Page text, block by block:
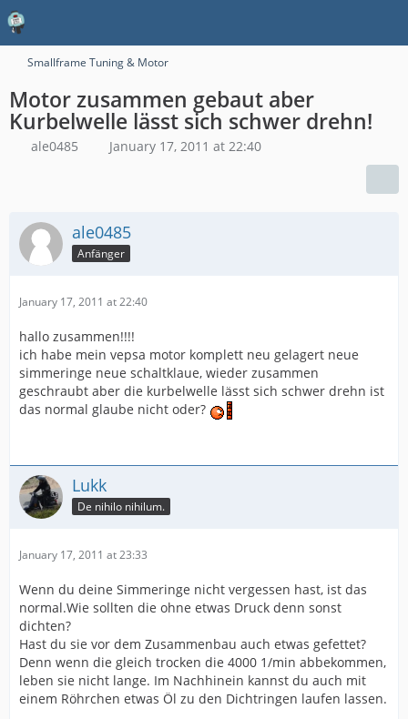
Smallframe Tuning & Motor
Motor zusammen gebaut aber
Kurbelwelle lässt sich schwer drehn!
ale0485 January 17, 2011 at 22:40
ale0485
Anfänger
January 17, 2011 at 22:40
hallo zusammen!!!!
ich habe mein vepsa motor komplett neu gelagert neue
simmeringe neue schaltklaue, wieder zusammen
geschraubt aber die kurbelwelle lässt sich schwer drehn ist
das normal glaube nicht oder?
Lukk
De nihilo nihilum.
January 17, 2011 at 23:33
Wenn du deine Simmeringe nicht vergessen hast, ist das
normal.Wie sollten die ohne etwas Druck denn sonst
dichten?
Hast du sie vor dem Zusammenbau auch etwas gefettet?
Denn wenn die gleich trocken die 4000 1/min abbekommen,
leben sie nicht lange. Im Nachhinein kannst du auch mit
einem Röhrchen etwas Öl zu den Dichtringen laufen lassen.